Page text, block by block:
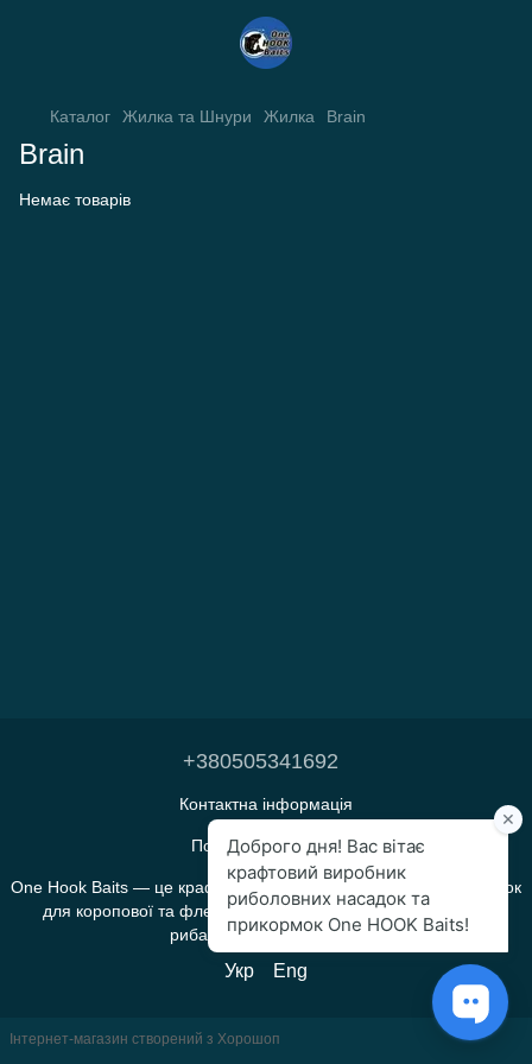
Каталог Жилка та Шнури Жилка Brain
Brain
Немає товарів
+380505341692
Контактна інформація
Повна версія сайту
One Hook Baits — це крафтове виробництво прикормок і насадок
для коропової та флет-фідерної риболовлі, яке створене
рибалками для рибалок.
Укр Eng
Інтернет-магазин створений з Хорошоп